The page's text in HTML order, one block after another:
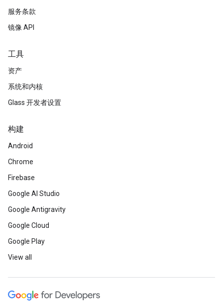
服务条款
镜像 API
工具
资产
系统和内核
Glass 开发者设置
构建
Android
Chrome
Firebase
Google AI Studio
Google Antigravity
Google Cloud
Google Play
View all